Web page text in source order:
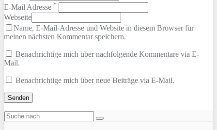
E-Mail Adresse *
Webseite
Name, E-Mail-Adresse und Website in diesem Browser für
meinen nächsten Kommentar speichern.
Benachrichtige mich über nachfolgende Kommentare via E-
Mail.
Benachrichtige mich über neue Beiträge via E-Mail.